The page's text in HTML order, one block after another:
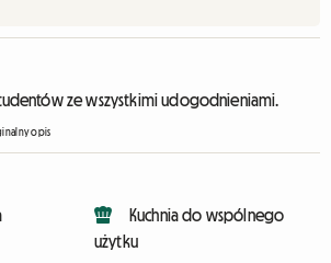
ze wszystkimi udogodnieniami.
opis
Kuchnia do wspólnego
użytku